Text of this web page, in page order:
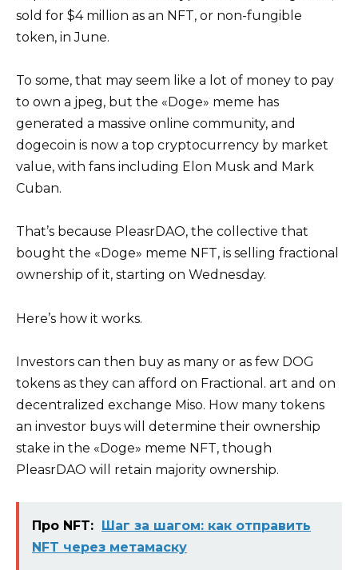
sold for $4 million as an NFT, or non-fungible
token, in June.
To some, that may seem like a lot of money to pay
to own a jpeg, but the «Doge» meme has
generated a massive online community, and
dogecoin is now a top cryptocurrency by market
value, with fans including Elon Musk and Mark
Cuban.
That’s because PleasrDAO, the collective that
bought the «Doge» meme NFT, is selling fractional
ownership of it, starting on Wednesday.
Here’s how it works.
Investors can then buy as many or as few DOG
tokens as they can afford on Fractional. art and on
decentralized exchange Miso. How many tokens
an investor buys will determine their ownership
stake in the «Doge» meme NFT, though
PleasrDAO will retain majority ownership.
Про NFT: Шаг за шагом: как отправить
NFT через метамаску